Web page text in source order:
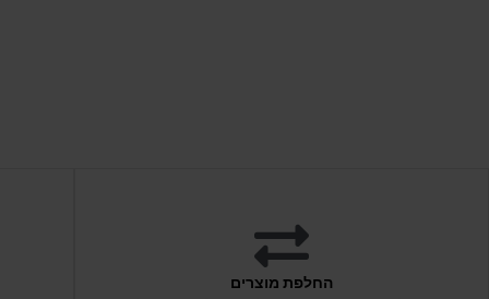
החלפת מוצרים